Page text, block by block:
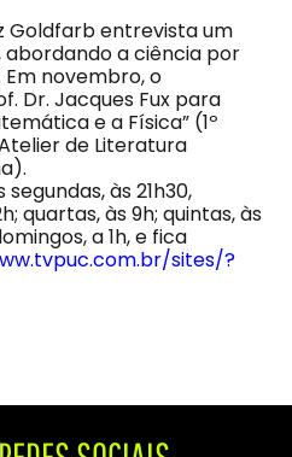
Goldfarb entrevista um
a ciência por
novembro, o
Dr. Jacques Fux para
e a Física” (1º
de Literatura
às 21h30,
quartas, às 9h; quintas, às
a 1h, e fica
sites/?